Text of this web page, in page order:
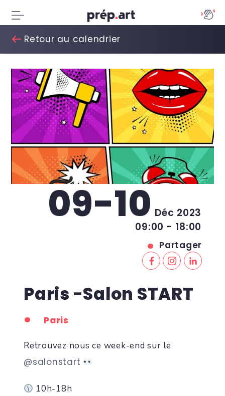
Retour au calendrier
09-10 Déc 2023
09:00 - 18:00
Partager
Paris -Salon START
Paris
Retrouvez nous ce week-end sur le
@salonstart
10h-18h